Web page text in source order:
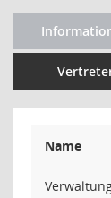
Name